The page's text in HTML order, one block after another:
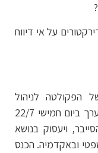
על אי דיווח
הפקולטה לניהול
באוניברסיטת תל-אביב ומכון קסירר שייערך ביום חמישי 22/7
שבוע הסייבר, ויעסוק בנושא
ובאקדמיה. הכנס